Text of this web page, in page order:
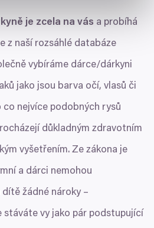
je zcela na vás a probíhá
z naší rozsáhlé databáze
vybíráme dárce/​dárkyni
jako jsou barva očí, vlasů či
nejvíce podobných rysů
důkladným zdravotním
vyšetřením. Ze zákona je
a dárci nemohou
žádné nároky –
stáváte vy jako pár podstupující